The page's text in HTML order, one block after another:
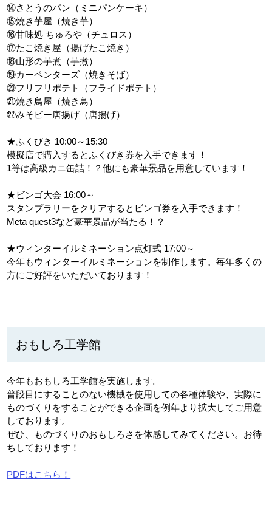
⑭さとうのパン（ミニパンケーキ）
⑮焼き芋屋（焼き芋）
⑯甘味処 ちゅろや（チュロス）
⑰たこ焼き屋（揚げたこ焼き）
⑱山形の芋煮（芋煮）
⑲カーペンターズ（焼きそば）
⑳フリフリポテト（フライドポテト）
㉑焼き鳥屋（焼き鳥）
㉒みそピー唐揚げ（唐揚げ）
★ふくびき 10:00～15:30
模擬店で購入するとふくびき券を入手できます！
1等は高級カニ缶詰！？他にも豪華景品を用意しています！
★ビンゴ大会 16:00～
スタンプラリーをクリアするとビンゴ券を入手できます！
Meta quest3など豪華景品が当たる！？
★ウィンターイルミネーション点灯式 17:00～
今年もウィンターイルミネーションを制作します。毎年多くの
方にご好評をいただいております！
おもしろ工学館
今年もおもしろ工学館を実施します。
普段目にすることのない機械を使用しての各種体験や、実際に
ものづくりをすることができる企画を例年より拡大してご用意
しております。
ぜひ、ものづくりのおもしろさを体感してみてください。お待
ちしております！
PDFはこちら！